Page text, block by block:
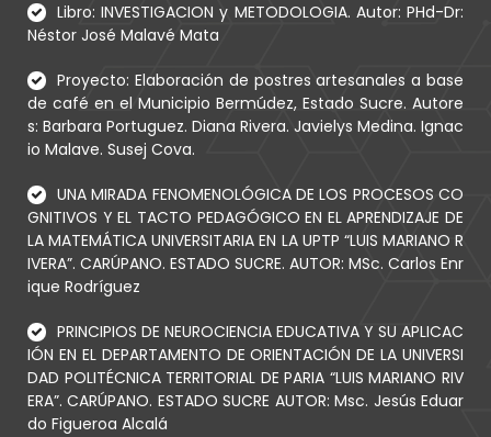
Libro: INVESTIGACION y METODOLOGIA. Autor: PHd-Dr:
Néstor José Malavé Mata
Proyecto: Elaboración de postres artesanales a base
de café en el Municipio Bermúdez, Estado Sucre. Autore
s: Barbara Portuguez. Diana Rivera. Javielys Medina. Ignac
io Malave. Susej Cova.
UNA MIRADA FENOMENOLÓGICA DE LOS PROCESOS CO
GNITIVOS Y EL TACTO PEDAGÓGICO EN EL APRENDIZAJE DE
LA MATEMÁTICA UNIVERSITARIA EN LA UPTP “LUIS MARIANO R
IVERA”. CARÚPANO. ESTADO SUCRE. AUTOR: MSc. Carlos Enr
ique Rodríguez
PRINCIPIOS DE NEUROCIENCIA EDUCATIVA Y SU APLICAC
IÓN EN EL DEPARTAMENTO DE ORIENTACIÓN DE LA UNIVERSI
DAD POLITÉCNICA TERRITORIAL DE PARIA “LUIS MARIANO RIV
ERA”. CARÚPANO. ESTADO SUCRE AUTOR: Msc. Jesús Eduar
do Figueroa Alcalá